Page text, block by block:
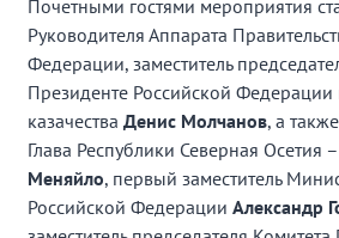
Почетными гостями мероприятия
Руководителя Аппарата
Федерации, заместитель
Президенте Российской Федерации
казачества Денис Молчанов, а
Глава Республики Северная Осетия
Меняйло, первый заместитель
Российской Федерации Александр